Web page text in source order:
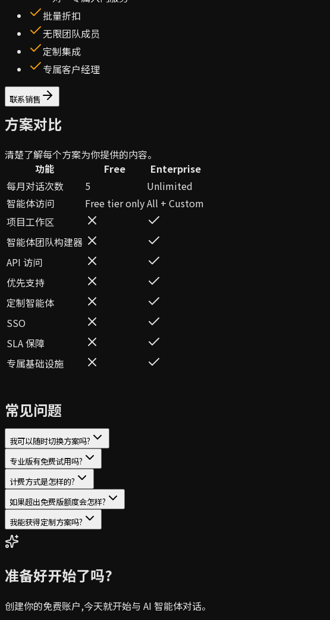
批量折扣
无限团队成员
定制集成
专属客户经理
联系销售
方案对比
清楚了解每个方案为你提供的内容。
功能
Free
Enterprise
每月对话次数
5
Unlimited
智能体访问
Free tier onlyAll + Custom
项目工作区
智能体团队构建器
API 访问
优先支持
定制智能体
SSO
SLA 保障
专属基础设施
常见问题
我可以随时切换方案吗?
专业版有免费试用吗?
计费方式是怎样的?
如果超出免费版额度会怎样?
我能获得定制方案吗?
准备好开始了吗?
创建你的免费账户,今天就开始与 AI 智能体对话。